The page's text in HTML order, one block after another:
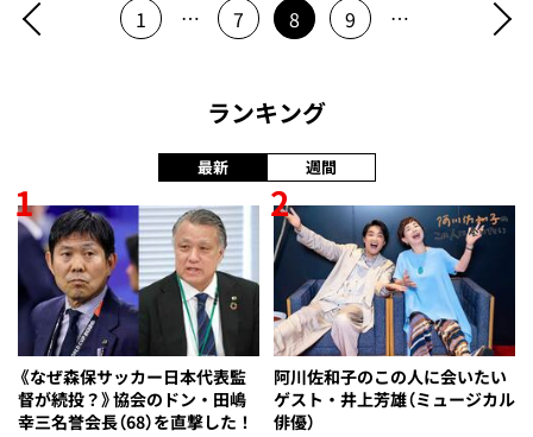
1 … 7 8 9 …
ランキング
最新 週間
1
《なぜ森保サッカー日本代表監
督が続投？》協会のドン・田嶋
幸三名誉会長（68）を直撃した！
2
阿川佐和子のこの人に会いたい
ゲスト・井上芳雄（ミュージカル
俳優）